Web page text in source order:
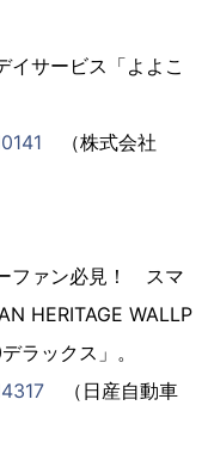
イサービス「よよこ
（株式会社
ファン必見！ スマ
HERITAGE WALLP
ラックス」。
（日産自動車